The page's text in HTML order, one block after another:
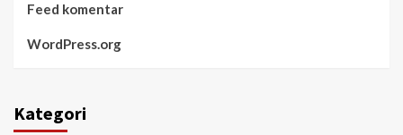
Feed komentar
WordPress.org
Kategori